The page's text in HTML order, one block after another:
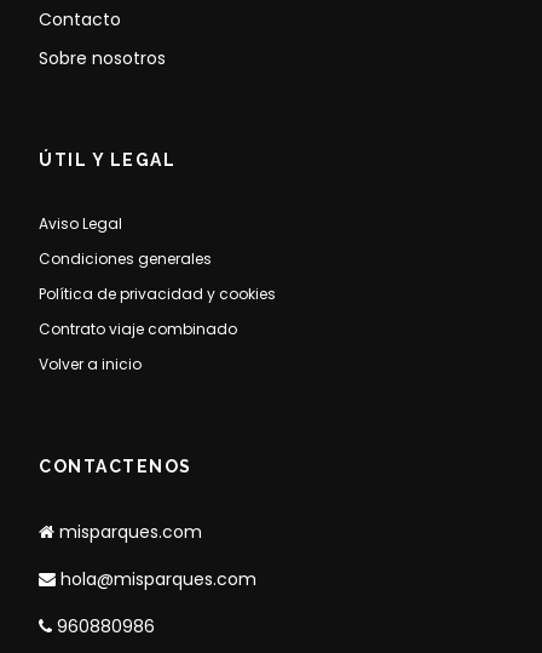
Contacto
Sobre nosotros
ÚTIL Y LEGAL
Aviso Legal
Condiciones generales
Política de privacidad y cookies
Contrato viaje combinado
Volver a inicio
CONTACTENOS
misparques.com
hola@misparques.com
960880986